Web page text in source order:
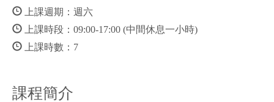
上課週期：週六
上課時段：09:00-17:00 (中間休息一小時)
上課時數：7
課程簡介